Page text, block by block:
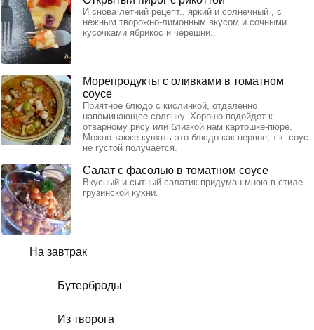
На завтрак
Бутерброды
Из творога
И снова летний рецепт.. яркий и солнечный , с
нежным творожно-лимонным вкусом и сочными
кусочками ябрикос и черешни..
Морепродукты с оливками в томатном
соусе
Приятное блюдо с кислинкой, отдаленно
напоминающее солянку. Хорошо подойдет к
отварному рису или близкой нам картошке-пюре.
Можно также кушать это блюдо как первое, т.к. соус
не густой получается.
Салат с фасолью в томатном соусе
Вкусный и сытный салатик придуман мною в стиле
грузинской кухни.